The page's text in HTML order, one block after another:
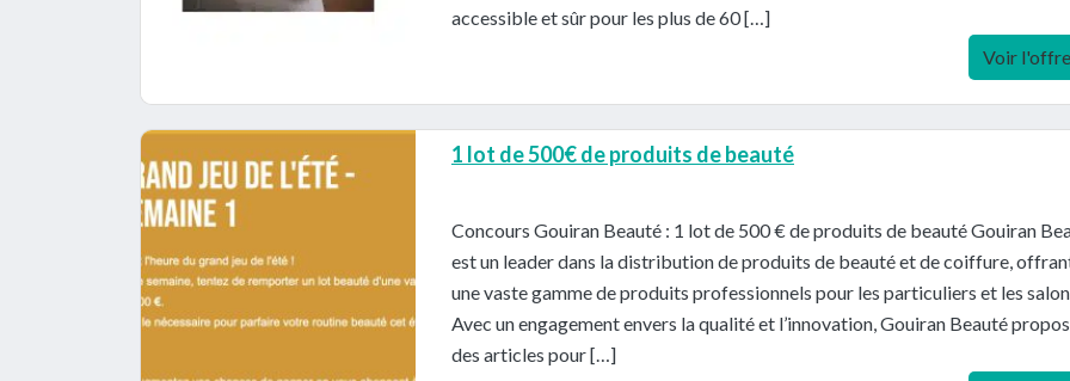
accessible et sûr pour les plus de 60 […]
Voir
1 lot de 500€ de produits de beauté
Concours Gouiran Beauté : 1 lot de 500 € de produits de beauté Gouiran
est un leader dans la distribution de produits de beauté et de coiffure,
une vaste gamme de produits professionnels pour les particuliers et les
Avec un engagement envers la qualité et l’innovation, Gouiran Beauté
des articles pour […]